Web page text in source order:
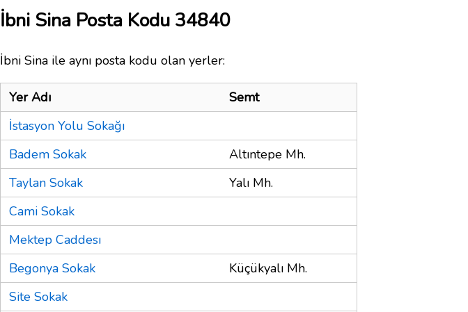
İbni Sina Posta Kodu 34840
İbni Sina ile aynı posta kodu olan yerler:
Yer Adı
Semt
İstasyon Yolu Sokağı
Badem Sokak
Altıntepe Mh.
Taylan Sokak
Yalı Mh.
Cami Sokak
Mektep Caddesı
Begonya Sokak
Küçükyalı Mh.
Site Sokak